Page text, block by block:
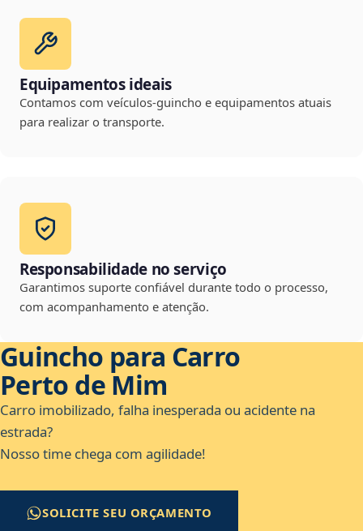
Equipamentos ideais
Contamos com veículos-guincho e equipamentos atuais
para realizar o transporte.
Responsabilidade no serviço
Garantimos suporte confiável durante todo o processo,
com acompanhamento e atenção.
Guincho para Carro
Perto de Mim
Carro imobilizado, falha inesperada ou acidente na
estrada?
Nosso time chega com agilidade!
SOLICITE SEU ORÇAMENTO